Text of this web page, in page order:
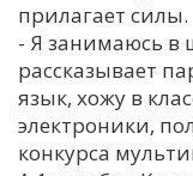
прилагает силы.
- Я занимаюсь в
рассказывает
язык, хожу в
электроники,
конкурса